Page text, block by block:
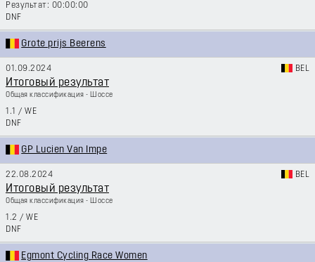
00:00:00
DNF
Grote prijs Beerens
01.09.2024 BEL
Итоговый результат
Общая классификация - Шоссе
1.1 / WE
DNF
GP Lucien Van Impe
22.08.2024 BEL
Итоговый результат
Общая классификация - Шоссе
1.2 / WE
DNF
Egmont Cycling Race Women